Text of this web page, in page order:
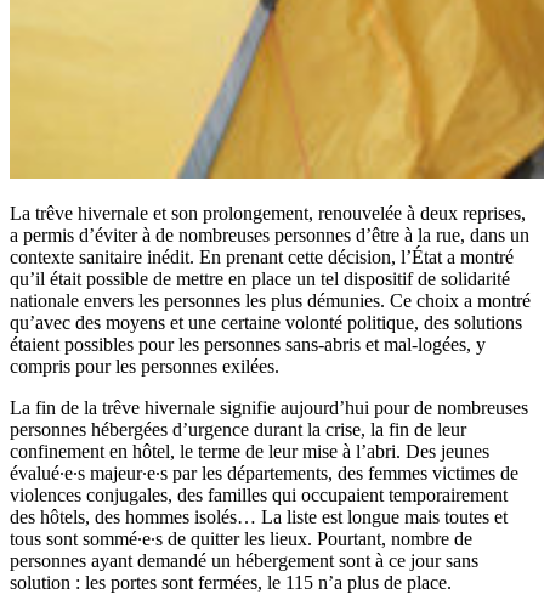
La trêve hivernale et son prolongement, renouvelée à deux reprises,
a permis d’éviter à de nombreuses personnes d’être à la rue, dans un
contexte sanitaire inédit. En prenant cette décision, l’État a montré
qu’il était possible de mettre en place un tel dispositif de solidarité
nationale envers les personnes les plus démunies. Ce choix a montré
qu’avec des moyens et une certaine volonté politique, des solutions
étaient possibles pour les personnes sans-abris et mal-logées, y
compris pour les personnes exilées.
La fin de la trêve hivernale signifie aujourd’hui pour de nombreuses
personnes hébergées d’urgence durant la crise, la fin de leur
confinement en hôtel, le terme de leur mise à l’abri. Des jeunes
évalué∙e∙s majeur∙e∙s par les départements, des femmes victimes de
violences conjugales, des familles qui occupaient temporairement
des hôtels, des hommes isolés… La liste est longue mais toutes et
tous sont sommé∙e∙s de quitter les lieux. Pourtant, nombre de
personnes ayant demandé un hébergement sont à ce jour sans
solution : les portes sont fermées, le 115 n’a plus de place.